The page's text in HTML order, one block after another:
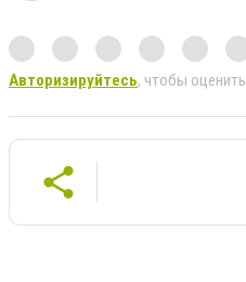
Авторизируйтесь, чтобы оценить